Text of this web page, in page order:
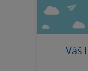
Váš